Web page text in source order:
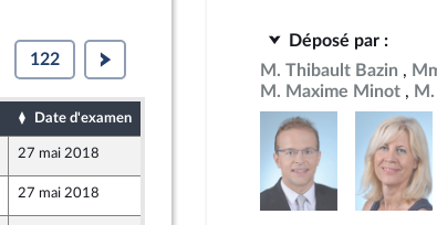
122
Date d'examen
27 mai 2018
27 mai 2018
Déposé par :
M. Thibault Bazin
M. Maxime Minot